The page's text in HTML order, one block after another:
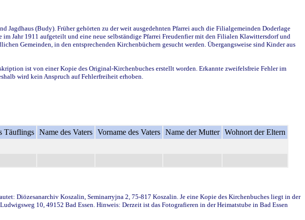
(Budy). Früher gehörten zu der weit ausgedehnten Pfarrei auch die Filialgemeinden Doderlage
Jahr 1911 aufgeteilt und eine neue selbständige Pfarrei Freudenfier mit den Filialen Klawittersdorf und
Gemeinden, in den entsprechenden Kirchenbüchern gesucht werden. Übergangsweise sind Kinder aus
ist von einer Kopie des Original-Kirchenbuches erstellt worden. Erkannte zweifelsfreie Fehler im
wird kein Anspruch auf Fehlerfreiheit erhoben.
Täuflings Name des Vaters Vorname des Vaters Name der Mutter Wohnort der Eltern
Diözesanarchiv Koszalin, Seminarryjna 2, 75-817 Koszalin. Je eine Kopie des Kirchenbuches liegt in der
10, 49152 Bad Essen. Hinweis: Derzeit ist das Fotografieren in der Heimatstube in Bad Essen